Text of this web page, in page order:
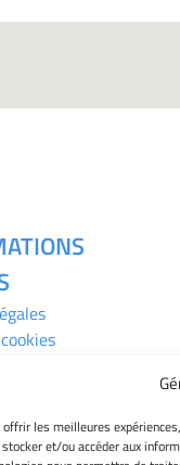
offrir les meilleures
et/ou accéder aux
cookies